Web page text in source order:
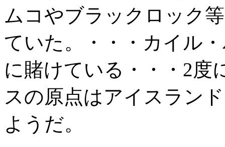
ムコやブラックロック
ていた。・・・カイル
に賭けている・・・2度
スの原点はアイスラン
ようだ。